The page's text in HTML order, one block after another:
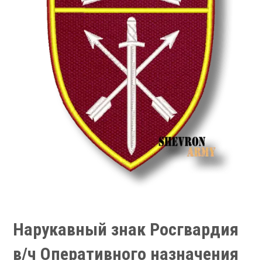
Нарукавный знак Росгвардия
в/ч Оперативного назначения